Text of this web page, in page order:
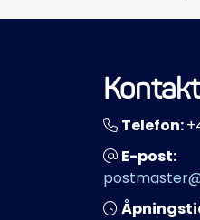
Telefon:
E-post: